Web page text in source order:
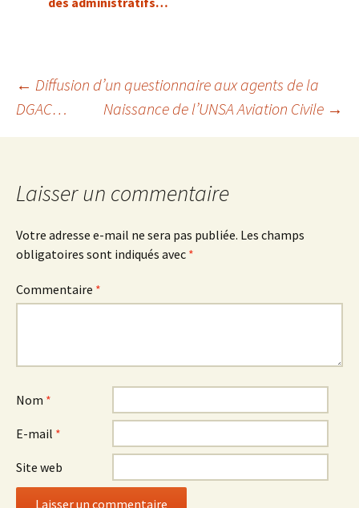
Navigation
des
articles
← Diffusion d’un questionnaire aux agents de la
DGAC…
Naissance de l’UNSA Aviation Civile →
Laisser un commentaire
Votre adresse e-mail ne sera pas publiée. Les champs
obligatoires sont indiqués avec *
Commentaire *
Nom *
E-mail *
Site web